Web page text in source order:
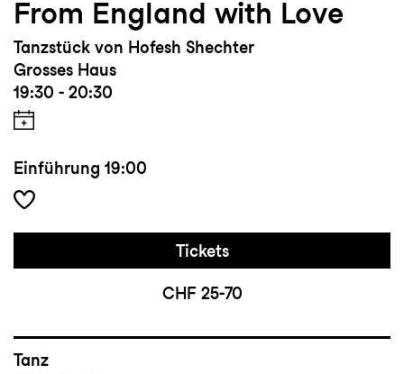
From England with Love
Tanzstück von Hofesh Shechter
Grosses Haus
19:30 - 20:30
Einführung 19:00
Tickets
CHF 25-70
Tanz